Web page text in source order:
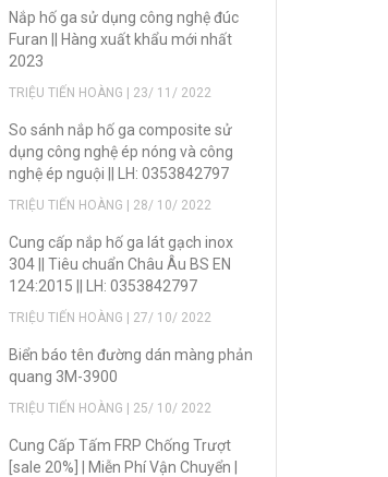
Nắp hố ga sử dụng công nghệ đúc
Furan || Hàng xuất khẩu mới nhất
2023
TRIỆU TIẾN HOÀNG | 23/ 11/ 2022
So sánh nắp hố ga composite sử
dụng công nghệ ép nóng và công
nghệ ép nguội || LH: 0353842797
TRIỆU TIẾN HOÀNG | 28/ 10/ 2022
Cung cấp nắp hố ga lát gạch inox
304 || Tiêu chuẩn Châu Âu BS EN
124:2015 || LH: 0353842797
TRIỆU TIẾN HOÀNG | 27/ 10/ 2022
Biển báo tên đường dán màng phản
quang 3M-3900
TRIỆU TIẾN HOÀNG | 25/ 10/ 2022
Cung Cấp Tấm FRP Chống Trượt
[sale 20%] | Miễn Phí Vận Chuyển |